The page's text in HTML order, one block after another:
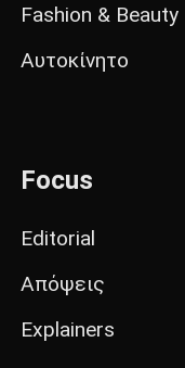
Fashion & Beauty
Αυτοκίνητο
Focus
Editorial
Απόψεις
Explainers